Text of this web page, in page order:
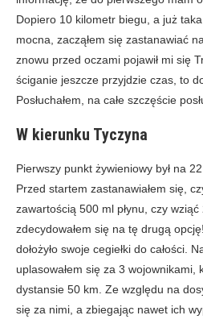
Dopiero 10 kilometr biegu, a już
mocna, zacząłem się zastanawiać
znowu przed oczami pojawił mi się
ściganie jeszcze przyjdzie czas, to
Posłuchałem, na całe szczęście
W kierunku Tyczyna
Pierwszy punkt żywieniowy był na
Przed startem zastanawiałem się,
zawartością 500 ml płynu, czy
zdecydowałem się na tę drugą
dołożyło swoje cegiełki do całości.
uplasowałem się za 3 wojownikami,
dystansie 50 km. Ze względu na
się za nimi, a zbiegając nawet ich